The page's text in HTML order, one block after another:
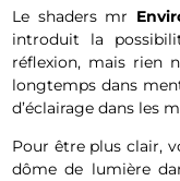
Le shaders mr
introduit la
réflexion, mais rien
longtemps dans
d’éclairage dans les
Pour être plus clair,
dôme de lumière